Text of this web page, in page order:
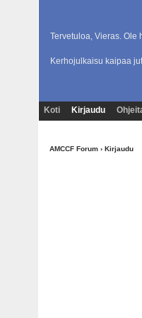
Tervetuloa, Vieras. Ole
Kerhojulkaisu kaipaa
Koti Kirjaudu
AMCCF Forum › Kirjaudu